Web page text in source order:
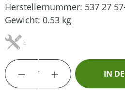
Herstellernummer: 537 27
Gewicht: 0.53 kg
-
Produkt Anzahl: Gib
IN